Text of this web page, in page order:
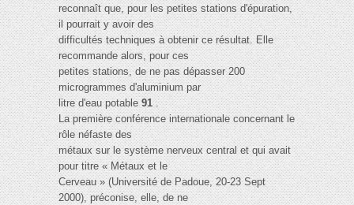
reconnaît que, pour les petites stations d'épuration,
il pourrait y avoir des
difficultés techniques à obtenir ce résultat. Elle
recommande alors, pour ces
petites stations, de ne pas dépasser 200
microgrammes d'aluminium par
litre d'eau potable91.
La première conférence internationale concernant le
rôle néfaste des
métaux sur le système nerveux central et qui avait
pour titre « Métaux et le
Cerveau » (Université de Padoue, 20-23 Sept
2000), préconise, elle, de ne